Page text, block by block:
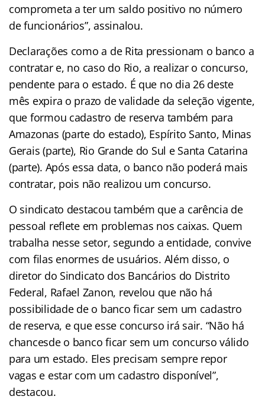
comprometa a ter um saldo positivo no número
de funcionários”, assinalou.
Declarações como a de Rita pressionam o banco a
contratar e, no caso do Rio, a realizar o concurso,
pendente para o estado. É que no dia 26 deste
mês expira o prazo de validade da seleção vigente,
que formou cadastro de reserva também para
Amazonas (parte do estado), Espírito Santo, Minas
Gerais (parte), Rio Grande do Sul e Santa Catarina
(parte). Após essa data, o banco não poderá mais
contratar, pois não realizou um concurso.
O sindicato destacou também que a carência de
pessoal reflete em problemas nos caixas. Quem
trabalha nesse setor, segundo a entidade, convive
com filas enormes de usuários. Além disso, o
diretor do Sindicato dos Bancários do Distrito
Federal, Rafael Zanon, revelou que não há
possibilidade de o banco ficar sem um cadastro
de reserva, e que esse concurso irá sair. “Não há
chancesde o banco ficar sem um concurso válido
para um estado. Eles precisam sempre repor
vagas e estar com um cadastro disponível”,
destacou.